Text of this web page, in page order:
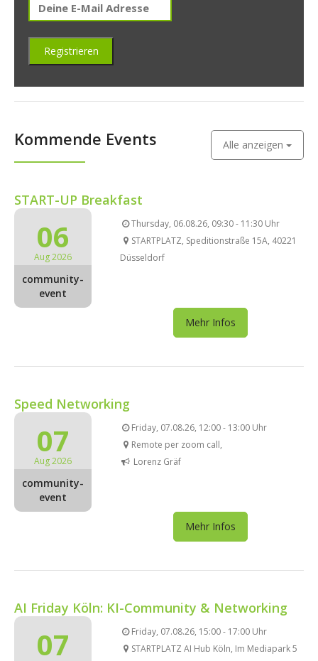
Kommende Events Alle anzeigen
START-UP Breakfast
06
Aug 2026
community-
event
Thursday, 06.08.26, 09:30 - 11:30 Uhr
STARTPLATZ, Speditionstraße 15A, 40221
Düsseldorf
Mehr Infos
Speed Networking
07
Aug 2026
community-
event
Friday, 07.08.26, 12:00 - 13:00 Uhr
Remote per zoom call,
Lorenz Gräf
Mehr Infos
AI Friday Köln: KI-Community & Networking
07
Friday, 07.08.26, 15:00 - 17:00 Uhr
STARTPLATZ AI Hub Köln, Im Mediapark 5